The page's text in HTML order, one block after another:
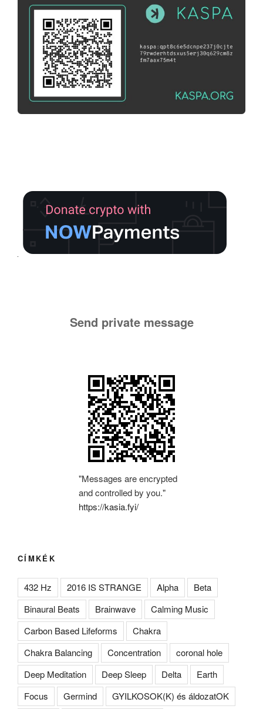
Send private message
"Messages are encrypted
and controlled by you."
https://kasia.fyi/
CÍMKÉK
432 Hz 2016 IS STRANGE Alpha
Beta
Binaural Beats
Brainwave
Calming Music
Carbon Based Lifeforms
Chakra
Chakra Balancing
Concentration
coronal hole
Deep Meditation
Deep Sleep Delta
Earth
Focus
Germind GYILKOSOK(K) és áldozatOK